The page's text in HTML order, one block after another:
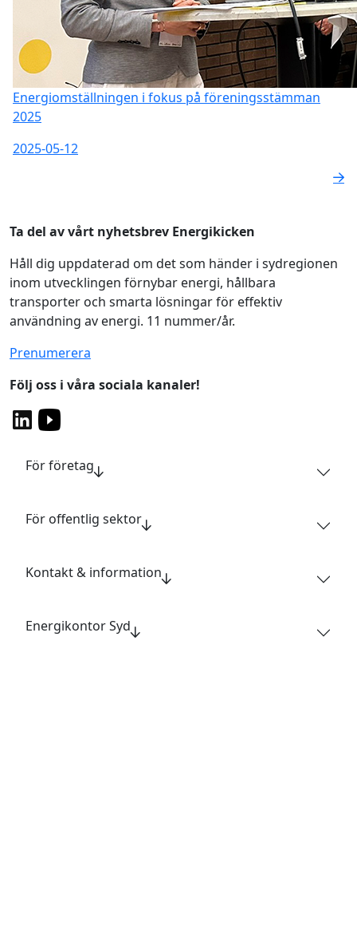
Energiomställningen i fokus på föreningsstämman
2025
2025-05-12
Ta del av vårt nyhetsbrev Energikicken
Håll dig uppdaterad om det som händer i sydregionen
inom utvecklingen förnybar energi, hållbara
transporter och smarta lösningar för effektiv
användning av energi. 11 nummer/år.
Prenumerera
Följ oss i våra sociala kanaler!
För företag
För offentlig sektor
Kontakt & information
Energikontor Syd